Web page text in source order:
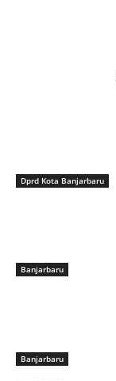
Dprd Kota Banjarbaru
Banjarbaru
Banjarbaru